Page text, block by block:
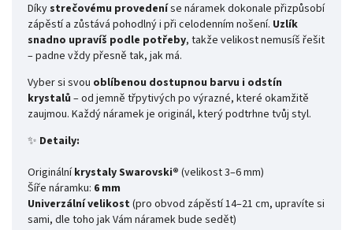
Díkystrečovému provedeníse náramek dokonale přizpůsobí
zápěstí a zůstává pohodlný i při celodenním nošení. Uzlík
snadno upravíš podle potřeby, takže velikost nemusíš řešit
– padne vždy přesně tak, jak má.
Vyber si svou oblíbenou dostupnou barvu i odstín
krystalů – od jemně třpytivých po výrazné, které okamžitě
zaujmou. Každý náramek je originál, který podtrhne tvůj styl.
✨ Detaily:
Originálníkrystaly Swarovski® (velikost 3–6 mm)
Šíře náramku: 6 mm
Univerzální velikost(pro obvod zápěstí 14–21 cm, upravíte si
sami, dle toho jak Vám náramek bude sedět)